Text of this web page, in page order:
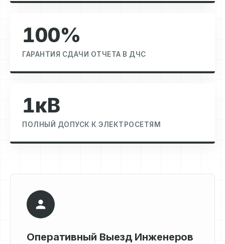
100%
ГАРАНТИЯ СДАЧИ ОТЧЕТА В ДЧС
1кВ
ПОЛНЫЙ ДОПУСК К ЭЛЕКТРОСЕТЯМ
Оперативный Выезд Инженеров